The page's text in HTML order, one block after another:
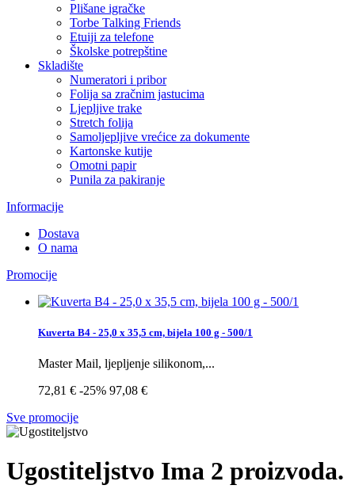
Plišane igračke
Torbe Talking Friends
Etuiji za telefone
Školske potrepštine
Skladište
Numeratori i pribor
Folija sa zračnim jastucima
Ljepljive trake
Stretch folija
Samoljepljive vrećice za dokumente
Kartonske kutije
Omotni papir
Punila za pakiranje
Informacije
Dostava
O nama
Promocije
Kuverta B4 - 25,0 x 35,5 cm, bijela 100 g - 500/1
Master Mail, ljepljenje silikonom,...
72,81 € -25% 97,08 €
Sve promocije
Ugostiteljstvo Ima 2 proizvoda.